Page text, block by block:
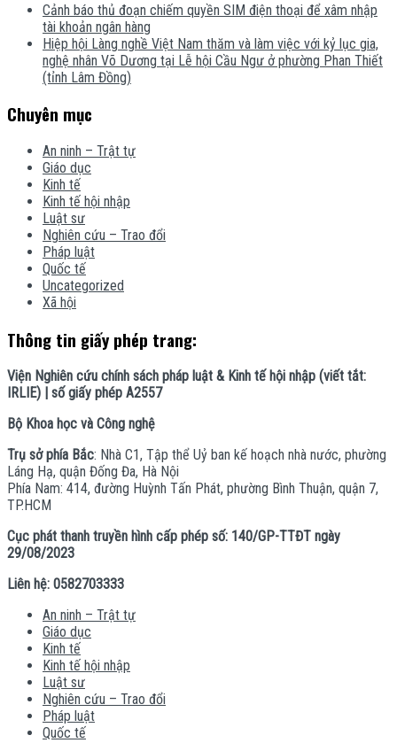
Cảnh báo thủ đoạn chiếm quyền SIM điện thoại để xâm nhập
tài khoản ngân hàng
Hiệp hội Làng nghề Việt Nam thăm và làm việc với kỷ lục gia,
nghệ nhân Võ Dương tại Lễ hội Cầu Ngư ở phường Phan Thiết
(tỉnh Lâm Đồng)
Chuyên mục
An ninh – Trật tự
Giáo dục
Kinh tế
Kinh tế hội nhập
Luật sư
Nghiên cứu – Trao đổi
Pháp luật
Quốc tế
Uncategorized
Xã hội
Thông tin giấy phép trang:
Viện Nghiên cứu chính sách pháp luật & Kinh tế hội nhập (viết tắt:
IRLIE) | số giấy phép A2557
Bộ Khoa học và Công nghệ
Trụ sở phía Bắc: Nhà C1, Tập thể Uỷ ban kế hoạch nhà nước, phường
Láng Hạ, quận Đống Đa, Hà Nội
Phía Nam: 414, đường Huỳnh Tấn Phát, phường Bình Thuận, quận 7,
TP.HCM
Cục phát thanh truyền hình cấp phép số: 140/GP-TTĐT ngày
29/08/2023
Liên hệ: 0582703333
An ninh – Trật tự
Giáo dục
Kinh tế
Kinh tế hội nhập
Luật sư
Nghiên cứu – Trao đổi
Pháp luật
Quốc tế